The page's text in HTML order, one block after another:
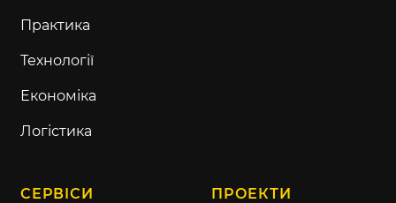
Практика
Технології
Економіка
Логістика
СЕРВІСИ ПРОЕКТИ